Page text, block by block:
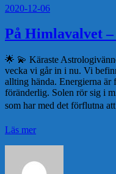
2020-12-06
På Himlavalvet –
🌟 💫 Käraste
vecka vi går in i nu. Vi
allting hända. Energierna är
föränderlig. Solen rör sig i
som har med det förflutna
Läs mer